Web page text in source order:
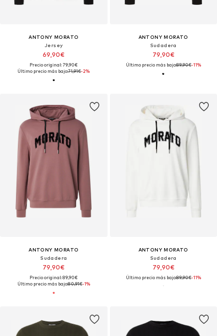
ANTONY MORATO
Jersey
69,90€
Precio original: 79,90€
Último precio más bajo:71,91€-2%
ANTONY MORATO
Sudadera
79,90€
Último precio más bajo:89,90€-11%
ANTONY MORATO
Sudadera
79,90€
Precio original: 89,90€
Último precio más bajo:80,91€-1%
ANTONY MORATO
Sudadera
79,90€
Último precio más bajo:89,90€-11%